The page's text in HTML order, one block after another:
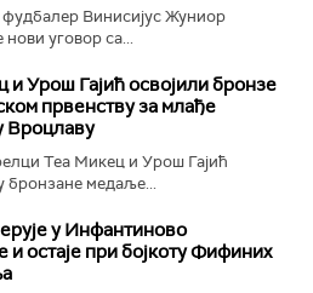
Винисијус Жуниор
нови уговор са...
и Урош Гајић освојили бронзе
првенству за млађе
Вроцлаву
Теа Микец и Урош Гајић
бронзане медаље...
у Инфантиново
остаје при бојкоту Фифиних